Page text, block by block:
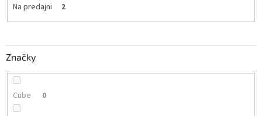
Na predajni 2
Značky
Cube 0